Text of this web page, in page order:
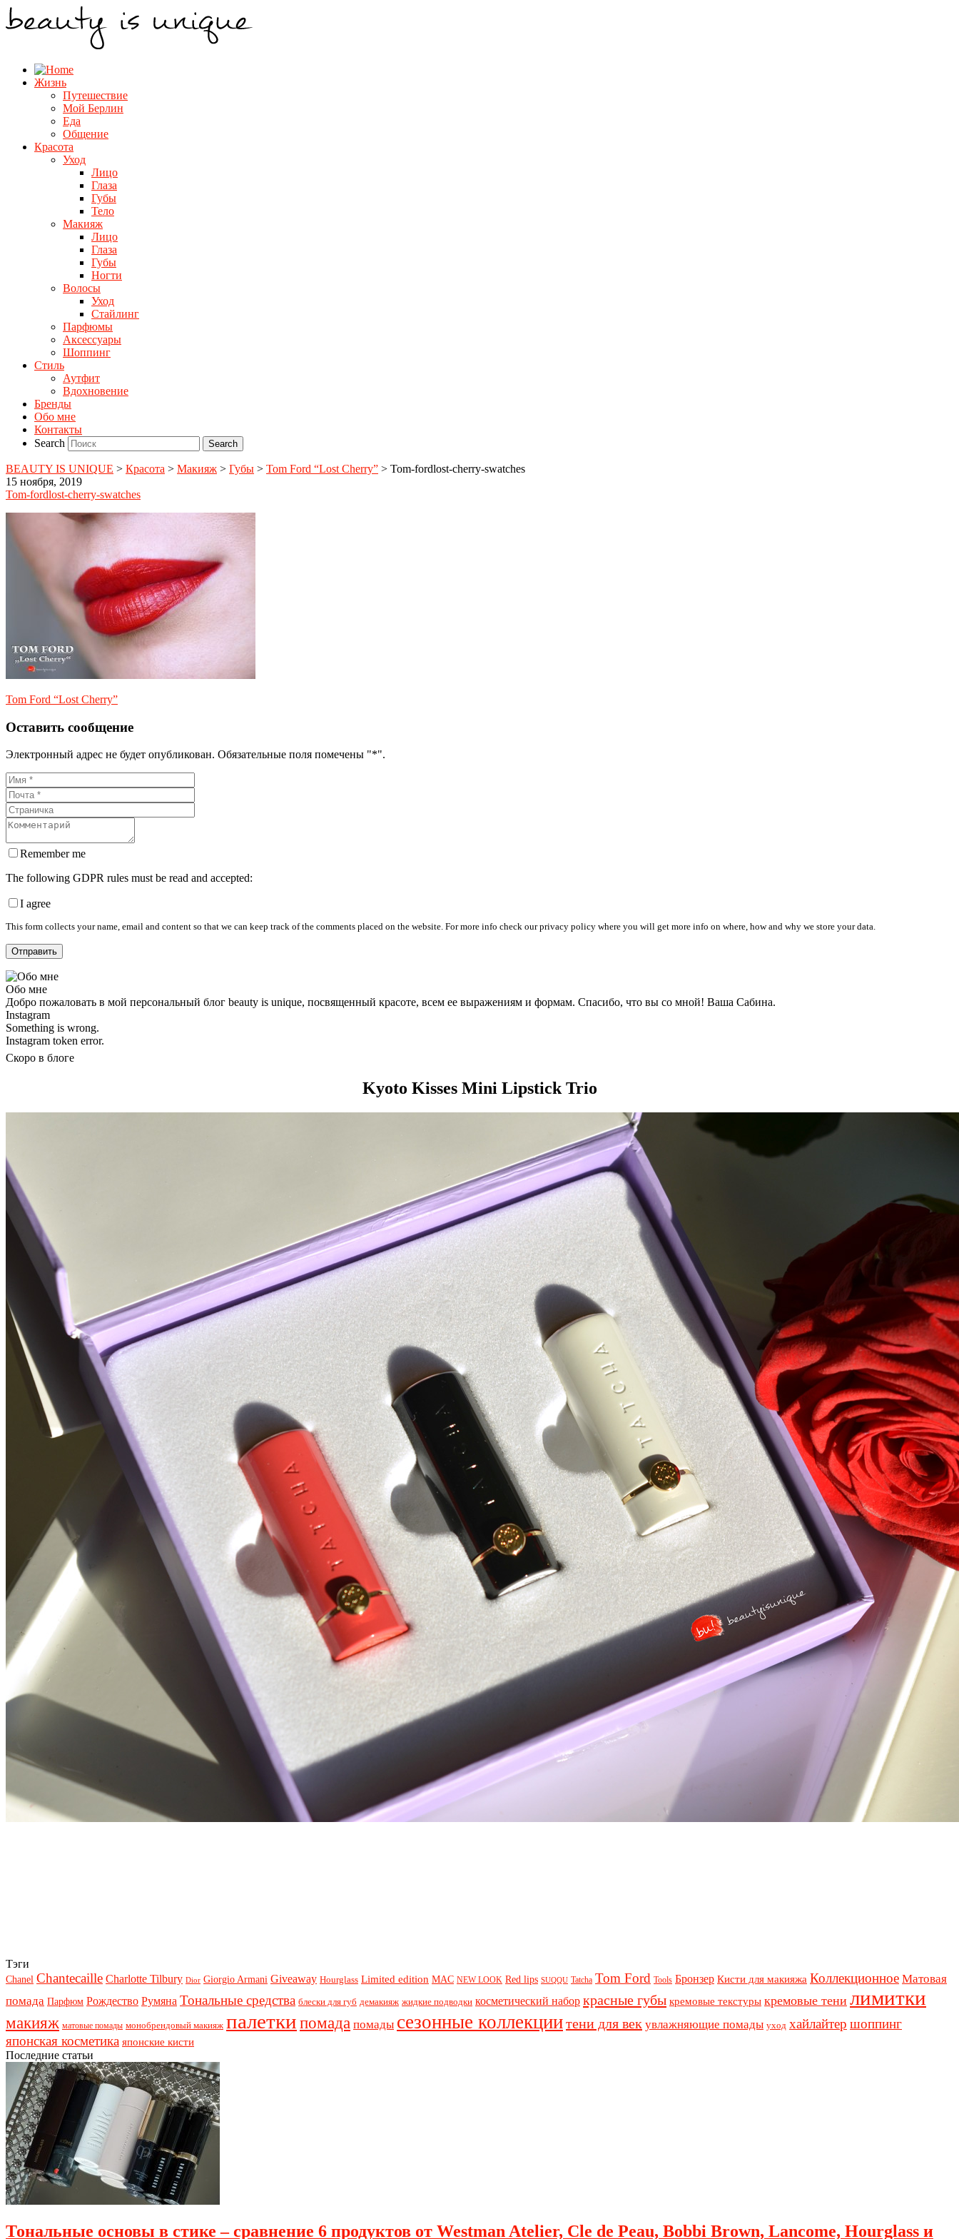
Жизнь
Путешествие
Мой Берлин
Еда
Общение
Красота
Уход
Лицо
Глаза
Губы
Тело
Макияж
Лицо
Глаза
Губы
Ногти
Волосы
Уход
Стайлинг
Парфюмы
Аксессуары
Шоппинг
Стиль
Аутфит
Вдохновение
Бренды
Обо мне
Контакты
Search
BEAUTY IS UNIQUE > Красота > Макияж > Губы > Tom Ford “Lost Cherry” > Tom-fordlost-cherry-swatches
15 ноября, 2019
Tom-fordlost-cherry-swatches
Tom Ford “Lost Cherry”
Оставить сообщение
Электронный адрес не будет опубликован. Обязательные поля помечены "*".
Remember me
The following GDPR rules must be read and accepted:
I agree
This form collects your name, email and content so that we can keep track of the comments placed on the website. For more info check our privacy policy where you will get more info on where, how and why we store your data.
Обо мне
Добро пожаловать в мой персональный блог beauty is unique, посвященный красоте, всем ее выражениям и формам. Спасибо, что вы со мной! Ваша Сабина.
Instagram
Something is wrong.
Instagram token error.
Скоро в блоге
Kyoto Kisses Mini Lipstick Trio
Тэги
Chanel Chantecaille Charlotte Tilbury Dior Giorgio Armani Giveaway Hourglass Limited edition MAC NEW LOOK Red lips SUQQU Tatcha Tom Ford Tools Бронзер Кисти для макияжа Коллекционное Матовая
помада Парфюм Рождество Румяна Тональные средства блески для губ демакияж жидкие подводки косметический набор красные губы кремовые текстуры кремовые тени лимитки
макияж матовые помады монобрендовый макияж палеткипомада помады сезонные коллекциитени для век увлажняющие помады уход хайлайтер шоппинг
японская косметика японские кисти
Последние статьи
Тональные основы в стике – сравнение 6 продуктов от Westman Atelier, Cle de Peau, Bobbi Brown, Lancome, Hourglass и